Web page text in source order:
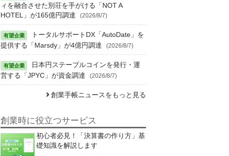
ィを融合させた別荘を手がける「NOT A
HOTEL」が165億円調達
(2026/8/7)
トータルサポートDX「AutoDate」を
提供する「Marsdy」が4億円調達
(2026/8/7)
日本円ステーブルコインを発行・運
営する「JPYC」が資金調達
(2026/8/7)
創業手帳ニュースをもっと見る
創業時に役立つサービス
初心者必見！「決算書の作り方」基
礎知識を解説します